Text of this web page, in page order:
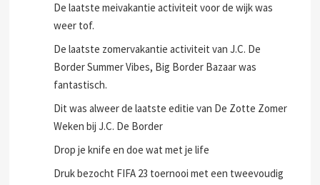
De laatste meivakantie activiteit voor de wijk was
weer tof.
De laatste zomervakantie activiteit van J.C. De
Border Summer Vibes, Big Border Bazaar was
fantastisch.
Dit was alweer de laatste editie van De Zotte Zomer
Weken bij J.C. De Border
Drop je knife en doe wat met je life
Druk bezocht FIFA 23 toernooi met een tweevoudig